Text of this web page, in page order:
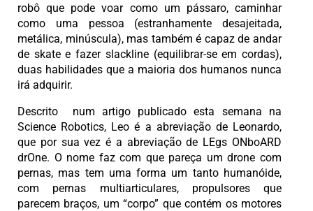
robô que pode voar como um pássaro, caminhar
como uma pessoa (estranhamente desajeitada,
metálica, minúscula), mas também é capaz de andar
de skate e fazer slackline (equilibrar-se em cordas),
duas habilidades que a maioria dos humanos nunca
irá adquirir.
Descrito num artigo publicado esta semana na
Science Robotics, Leo é a abreviação de Leonardo,
que por sua vez é a abreviação de LEgs ONboARD
drOne. O nome faz com que pareça um drone com
pernas, mas tem uma forma um tanto humanóide,
com pernas multiarticulares, propulsores que
parecem braços, um “corpo” que contém os motores